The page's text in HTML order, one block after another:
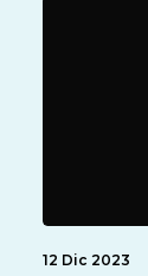
12 Dic 2023